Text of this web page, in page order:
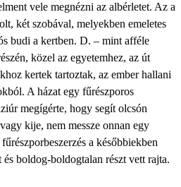
vele megnézni az albérletet. Az a
két szobával, melyekben emeletes
budi a kertben. D. – mint afféle
közel az egyetemhez, az út
kertek tartoztak, az ember hallani
A házat egy fűrészporos
megígérte, hogy segít olcsón
kije, nem messze onnan egy
a későbbiekben
boldog-boldogtalan részt vett rajta.